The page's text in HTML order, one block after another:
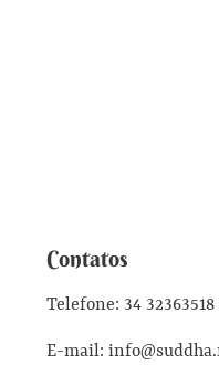
Contatos
Telefone: 34 32363518
E-mail: